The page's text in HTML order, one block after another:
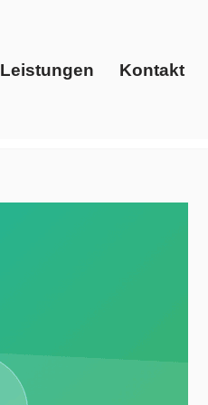
Leistungen Kontakt